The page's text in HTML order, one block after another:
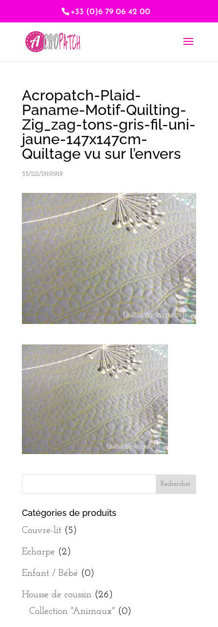
+33 (0)6 79 06 42 00
Acropatch-Plaid-
Paname-Motif-Quilting-
Zig_zag-tons-gris-fil-uni-
jaune-147x147cm-
Quiltage vu sur l’envers
55/1111/19191919
Catégories de produits
Couvre-lit (5)
Echarpe (2)
Enfant / Bébé (0)
Housse de coussin (26)
Collection "Animaux" (0)